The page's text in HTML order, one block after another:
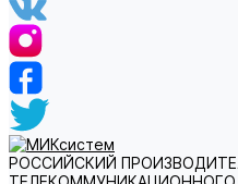
РОССИЙСКИЙ